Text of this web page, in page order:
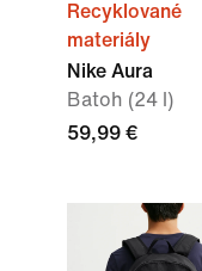
Recyklované
materiály
Nike Aura
Batoh (24 l)
59,99 €